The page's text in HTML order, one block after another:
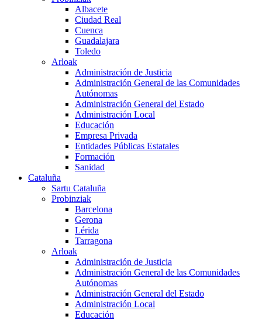
Albacete
Ciudad Real
Cuenca
Guadalajara
Toledo
Arloak
Administración de Justicia
Administración General de las Comunidades
Autónomas
Administración General del Estado
Administración Local
Educación
Empresa Privada
Entidades Públicas Estatales
Formación
Sanidad
Cataluña
Sartu Cataluña
Probinziak
Barcelona
Gerona
Lérida
Tarragona
Arloak
Administración de Justicia
Administración General de las Comunidades
Autónomas
Administración General del Estado
Administración Local
Educación